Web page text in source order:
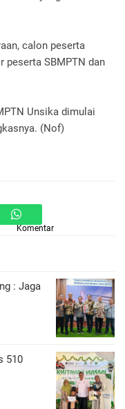
calon peserta
peserta SBMPTN dan
Unsika dimulai
(Nof)
Komentar
: Jaga
510